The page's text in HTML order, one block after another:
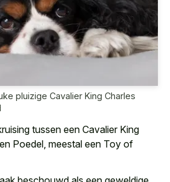
pluizige Cavalier King Charles
tussen een Cavalier King
Poedel, meestal een Toy of